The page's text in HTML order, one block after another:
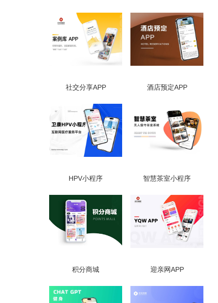
社交分享APP 酒店预定APP
HPV小程序 智慧茶室小程序
积分商城 迎亲网APP